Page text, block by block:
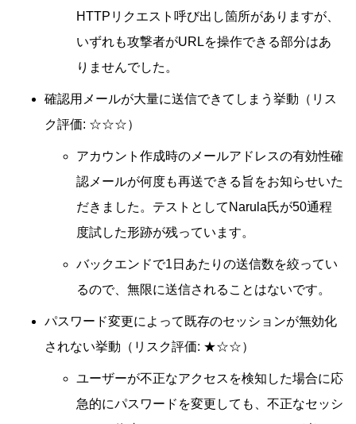
HTTPリクエスト呼び出し箇所がありますが、
いずれも攻撃者がURLを操作できる部分はあ
りませんでした。
確認用メールが大量に送信できてしまう挙動（リス
ク評価: ☆☆☆）
アカウント作成時のメールアドレスの有効性確
認メールが何度も再送できる旨をお知らせいた
だきました。テストとしてNarula氏が50通程
度試した形跡が残っています。
バックエンドで1日あたりの送信数を絞ってい
るので、無限に送信されることはないです。
パスワード変更によって既存のセッションが無効化
されない挙動（リスク評価: ★☆☆）
ユーザーが不正なアクセスを検知した場合に応
急的にパスワードを変更しても、不正なセッシ